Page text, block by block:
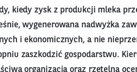
kiedy zysk z produkcji mleka
wygenerowana nadwyżka
i ekonomicznych, a nie
zaszkodzić gospodarstwu.
organizacja oraz rzetelna